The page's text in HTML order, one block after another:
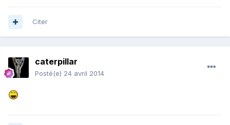
Citer
caterpillar
Posté(e) 24 avril 2014